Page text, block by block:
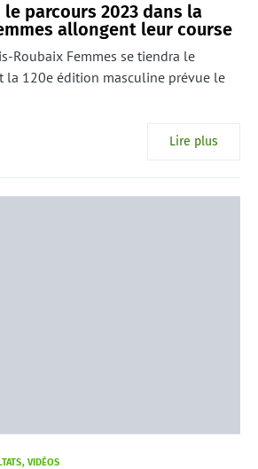
parcours 2023 dans la
allongent leur course
Roubaix Femmes se tiendra le
la 120e édition masculine prévue le
Lire plus
VIDÉOS